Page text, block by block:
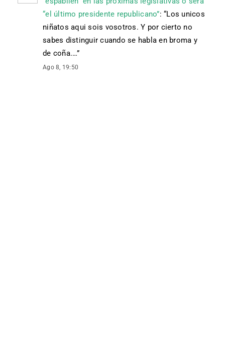
“el último presidente republicano”: “Los unicos
niñatos aqui sois vosotros. Y por cierto no
sabes distinguir cuando se habla en broma y
de coña.…”
Ago 8, 19:50